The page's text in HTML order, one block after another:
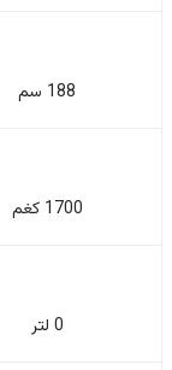
188 سم
1700 كغم
0 لتر